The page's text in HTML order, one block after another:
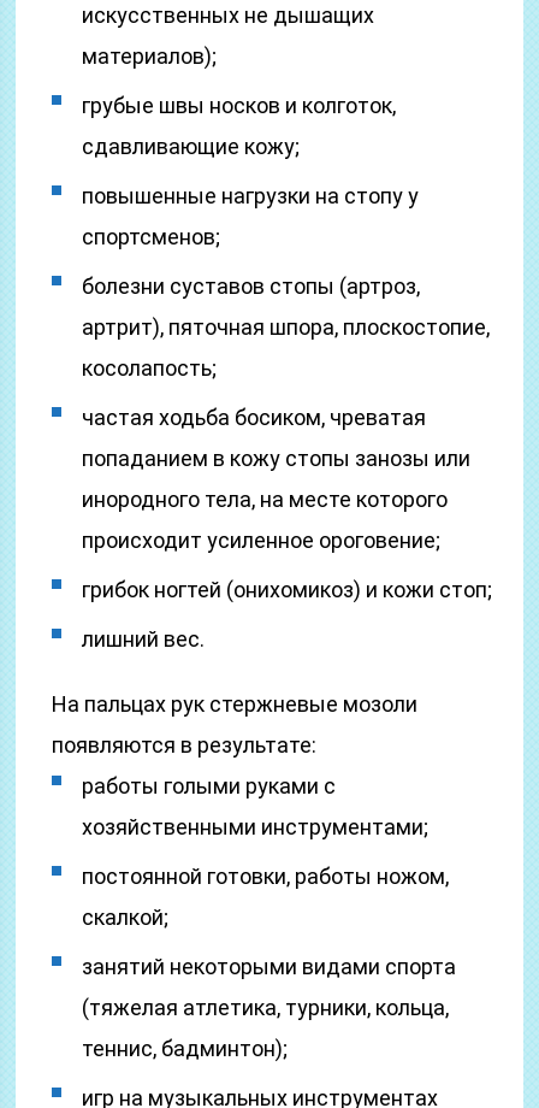
искусственных не дышащих
материалов);
грубые швы носков и колготок,
сдавливающие кожу;
повышенные нагрузки на стопу у
спортсменов;
болезни суставов стопы (артроз,
артрит), пяточная шпора, плоскостопие,
косолапость;
частая ходьба босиком, чреватая
попаданием в кожу стопы занозы или
инородного тела, на месте которого
происходит усиленное ороговение;
грибок ногтей (онихомикоз) и кожи стоп;
лишний вес.
На пальцах рук стержневые мозоли
появляются в результате:
работы голыми руками с
хозяйственными инструментами;
постоянной готовки, работы ножом,
скалкой;
занятий некоторыми видами спорта
(тяжелая атлетика, турники, кольца,
теннис, бадминтон);
игр на музыкальных инструментах